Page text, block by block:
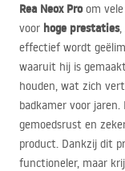
Rea Neox Proom vele
voor hoge prestaties,
effectief wordt
waaruit hij is
houden, wat zich
badkamer voor
gemoedsrust en
product. Dankzij dit
functioneler, maar